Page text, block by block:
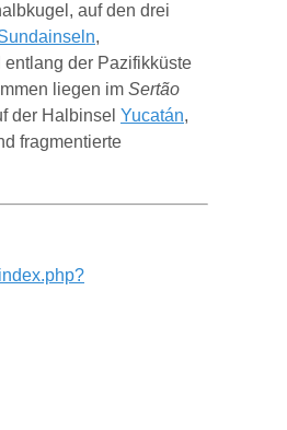
auf den drei
,
der Pazifikküste
liegen im Sertão
der Halbinsel Yucatán,
fragmentierte